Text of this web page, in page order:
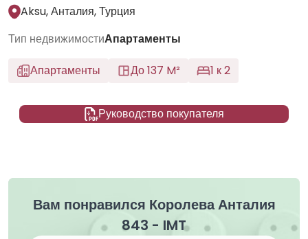
Aksu, Анталия, Турция
Тип недвижимостиАпартаменты
Апартаменты
До 137 M² 1 к 2
Руководство покупателя
Вам понравился Королева Анталия
843 - IMT